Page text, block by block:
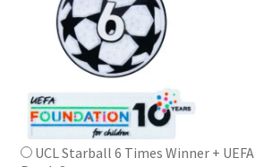
UCL Starball 6 Times Winner +